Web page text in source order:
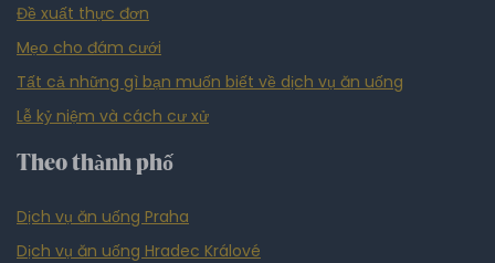
Đề xuất thực đơn
Mẹo cho đám cưới
Tất cả những gì bạn muốn biết về dịch vụ ăn uống
Lễ kỷ niệm và cách cư xử
Theo thành phố
Dịch vụ ăn uống Praha
Dịch vụ ăn uống Hradec Králové